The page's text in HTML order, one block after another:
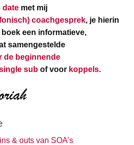
date met mij
coachgesprek, je hierin
boek een informatieve,
samengestelde
de beginnende
sub of voor koppels.
& outs van SOA’s